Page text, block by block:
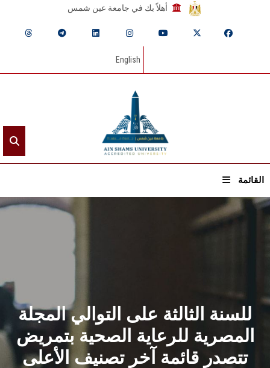
أهلاً بك في جامعة عين شمس
English
القائمة
القطاعـات
الشئون الأكاديمية
البحث العلمي
للسنة الثالثة على التوالي المجلة
المصرية للرعاية الصحية بتمريض
تتصدر قائمة آخر تصنيف الأعلى